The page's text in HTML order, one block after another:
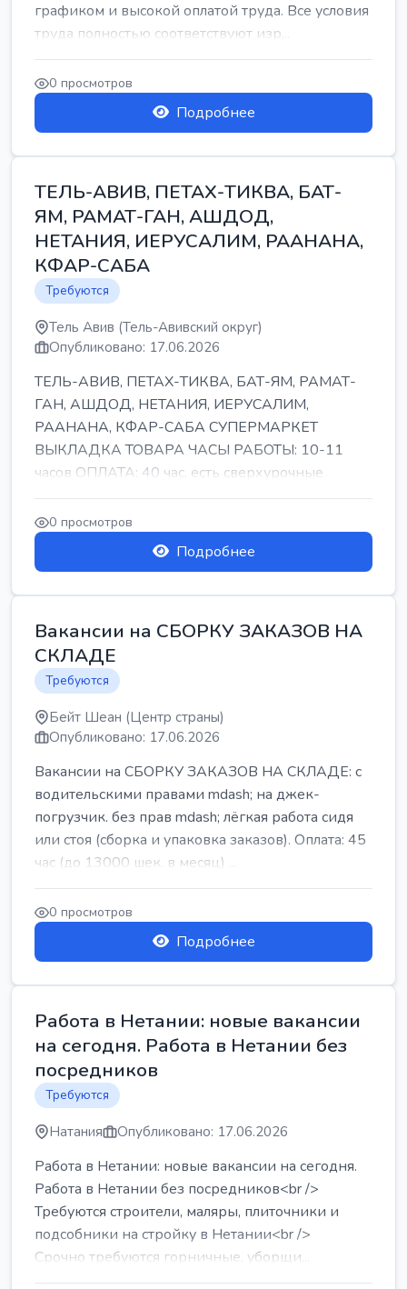
графиком и высокой оплатой труда. Все условия
труда полностью соответствуют изр...
0 просмотров
Подробнее
ТЕЛЬ-АВИВ, ПЕТАХ-ТИКВА, БАТ-
ЯМ, РАМАТ-ГАН, АШДОД,
НЕТАНИЯ, ИЕРУСАЛИМ, РААНАНА,
КФАР-САБА
Требуются
Тель Авив (Тель-Авивский округ)
Опубликовано: 17.06.2026
ТЕЛЬ-АВИВ, ПЕТАХ-ТИКВА, БАТ-ЯМ, РАМАТ-
ГАН, АШДОД, НЕТАНИЯ, ИЕРУСАЛИМ,
РААНАНА, КФАР-САБА СУПЕРМАРКЕТ
ВЫКЛАДКА ТОВАРА ЧАСЫ РАБОТЫ: 10-11
часов ОПЛАТА: 40 час, есть сверхурочные
ПИТАНИЕ ЕСТЬ Для синих б...
0 просмотров
Подробнее
Вакансии на СБОРКУ ЗАКАЗОВ НА
СКЛАДЕ
Требуются
Бейт Шеан (Центр страны)
Опубликовано: 17.06.2026
Вакансии на СБОРКУ ЗАКАЗОВ НА СКЛАДЕ: с
водительскими правами mdash; на джек-
погрузчик. без прав mdash; лёгкая работа сидя
или стоя (сборка и упаковка заказов). Оплата: 45
час (до 13000 шек. в месяц) ...
0 просмотров
Подробнее
Работа в Нетании: новые вакансии
на сегодня. Работа в Нетании без
посредников
Требуются
Натания Опубликовано: 17.06.2026
Работа в Нетании: новые вакансии на сегодня.
Работа в Нетании без посредников<br />
Требуются строители, маляры, плиточники и
подсобники на стройку в Нетании<br />
Срочно требуются горничные, уборщи...